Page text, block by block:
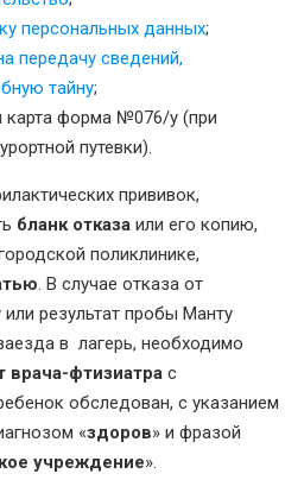
персональных данных;
передачу сведений,
тайну;
карта форма №076/у (при
путевки).
прививок,
бланк отказа или его копию,
поликлинике,
. В случае отказа от
результат пробы Манту
в лагерь, необходимо
врача-фтизиатра с
обследован, с указанием
«здоров» и фразой
учреждение».